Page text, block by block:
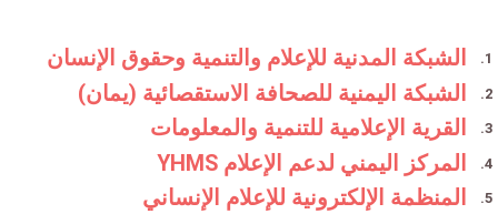
الشبكة المدنية للإعلام والتنمية وحقوق الإنسان
الشبكة اليمنية للصحافة الاستقصائية (يمان)
القرية الإعلامية للتنمية والمعلومات
المركز اليمني لدعم الإعلام YHMS
المنظمة الإلكترونية للإعلام الإنساني